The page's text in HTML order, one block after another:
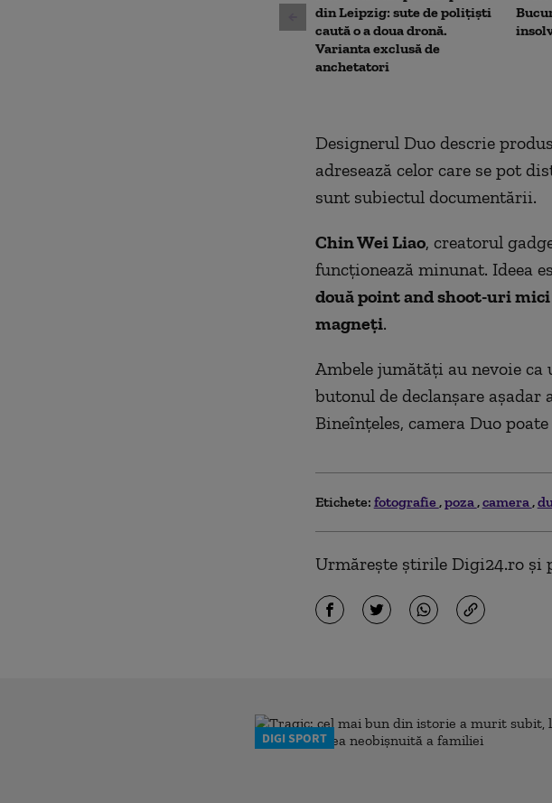
din Leipzig: sute de polițiști
caută o a doua dronă.
Varianta exclusă de
anchetatori
Designerul Duo descrie
adresează celor care se pot
sunt subiectul documentării.
Chin Wei Liao, creatorul
funcționează minunat. Ideea
două point and shoot-uri
magneți.
Ambele jumătăți au nevoie ca
butonul de declanșare
Bineînțeles, camera Duo
Etichete: fotografie poza camera
Urmărește știrile Digi24.ro și
DIGI SPORT